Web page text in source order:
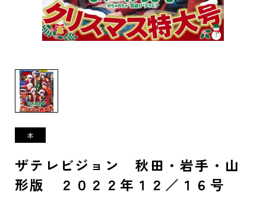
ザテレビジョン 秋田・岩手・山
形版 ２０２２年１２／１６号